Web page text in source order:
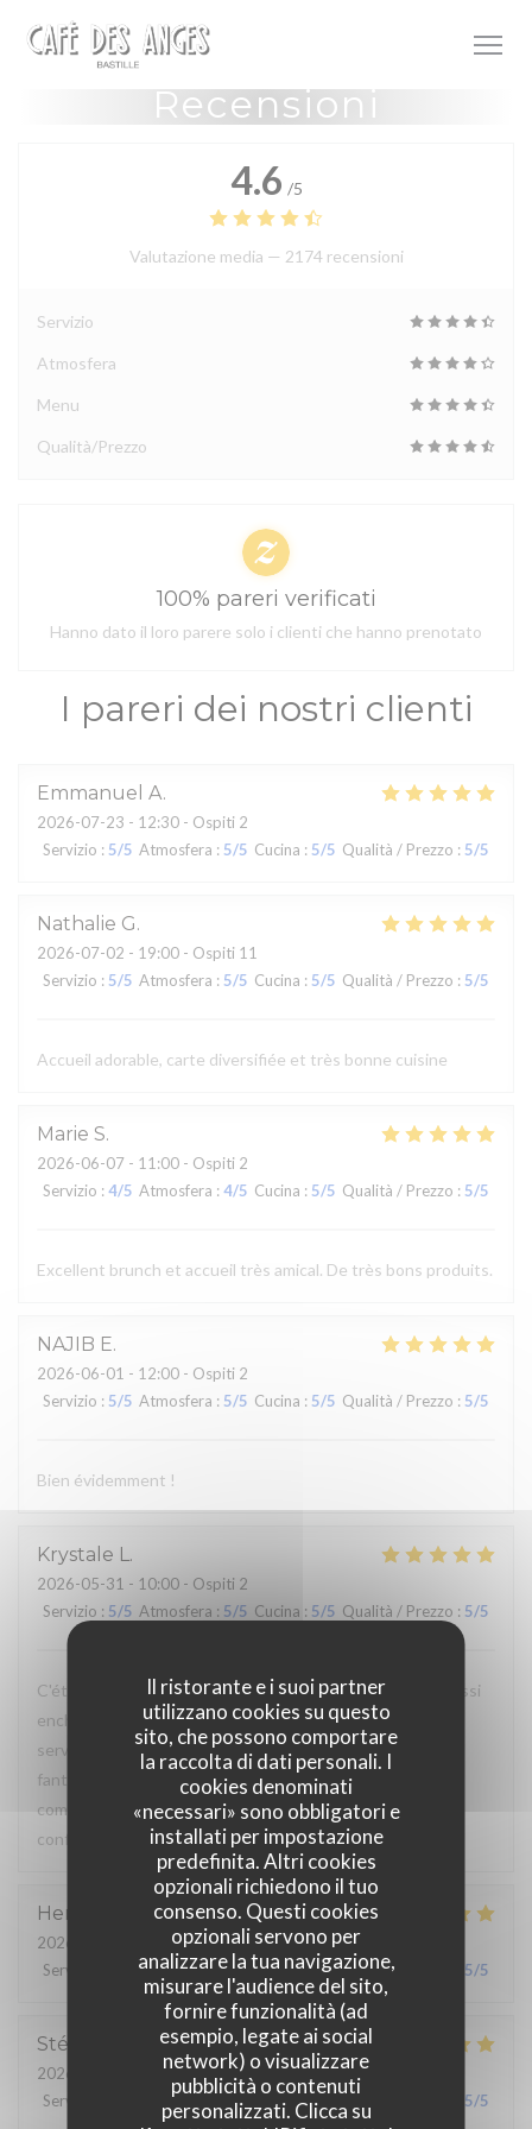
Il ristorante e i suoi partner
utilizzano cookies su questo
sito, che possono comportare
la raccolta di dati personali. I
cookies denominati
«necessari» sono obbligatori e
installati per impostazione
predefinita. Altri cookies
opzionali richiedono il tuo
consenso. Questi cookies
opzionali servono per
analizzare la tua navigazione,
misurare l'audience del sito,
fornire funzionalità (ad
esempio, legate ai social
network) o visualizzare
pubblicità o contenuti
personalizzati. Clicca su
Recensioni
I pareri dei nostri clienti
Emmanuel A
2026-07-23 - 12:30 - Ospiti 2
Servizio : 5/5 Atmosfera : 5/5 Cucina : 5/5 Qualità / Prezzo : 5/5
Nathalie G
2026-07-02 - 19:00 - Ospiti 11
Servizio : 5/5 Atmosfera : 5/5 Cucina : 5/5 Qualità / Prezzo : 5/5
Accueil adorable, carte diversifiée et très bonne cuisine
Marie S
2026-06-07 - 11:00 - Ospiti 2
Servizio : 4/5 Atmosfera : 4/5 Cucina : 5/5 Qualità / Prezzo : 5/5
Excellent brunch et accueil très amical. De très bons produits.
NAJIB E
2026-06-01 - 12:00 - Ospiti 2
Servizio : 5/5 Atmosfera : 5/5 Cucina :5/5 Qualità / Prezzo : 5/5
Bien évidemment !
Krystale L
2026-05-31 - 10:00 - Ospiti 2
Servizio : 5/5 Atmosfera : 5/5 Cucina : 5/5 Qualità / Prezzo : 5/5
C'était la quatrième fois que j'y allais et je suis toujours aussi
enchantée ! Le lieu est vraiment sympa, les serveurs et
serveuses sont très agréables et la nourriture est
fantastique. Je m'y rends à chaque fois pour la même
commande : la formule brunch et les tartines beurre-
confiture... délicieux !
Henri
2026-05-25
- 20:00 - Ospiti 10
Servizio
Atmosfera :5 /5 Cucina: 5/5 Qualità / Prezzo 5/5
Stéphanie
2026-05-24
- 12:00 - Ospiti 2
Servizio
Atmosfera /5 Cucina:5 5/5
4.6 /5
Valutazione media — 2174 recensioni
Servizio
Atmosfera
Menu
Qualità/Prezzo
100% pareri verificati
Hanno dato il loro parere solo i clienti che hanno prenotato